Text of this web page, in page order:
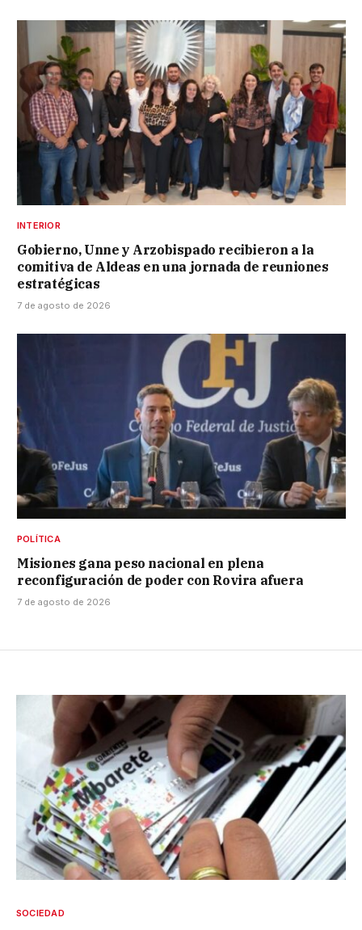
INTERIOR
Gobierno, Unne y Arzobispado recibieron a la
comitiva de Aldeas en una jornada de reuniones
estratégicas
7 de agosto de 2026
POLÍTICA
Misiones gana peso nacional en plena
reconfiguración de poder con Rovira afuera
7 de agosto de 2026
SOCIEDAD